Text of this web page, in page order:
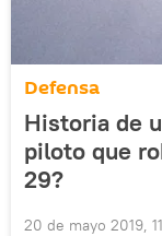
Defensa
Historia de
piloto que
29?
20 de mayo 2019,